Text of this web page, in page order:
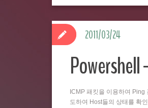
ICMP 패킷을 이용하여
도하여 Host들의 상태를 확
2011/03/24